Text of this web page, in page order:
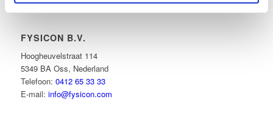
FYSICON B.V.
Hoogheuvelstraat 114
5349 BA Oss, Nederland
Telefoon: 0412 65 33 33
E-mail: info@fysicon.com